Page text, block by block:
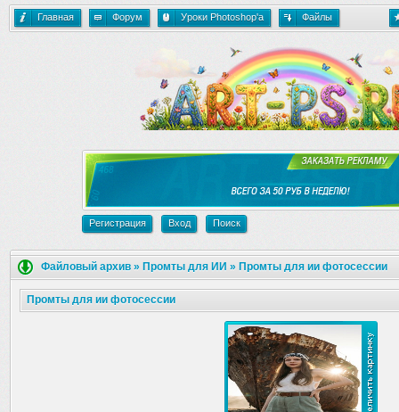
Главная Форум Уроки Photoshop'a Файлы
Регистрация Вход Поиск
Файловый архив » Промты для ИИ » Промты для ии фотосессии
Промты для ии фотосессии